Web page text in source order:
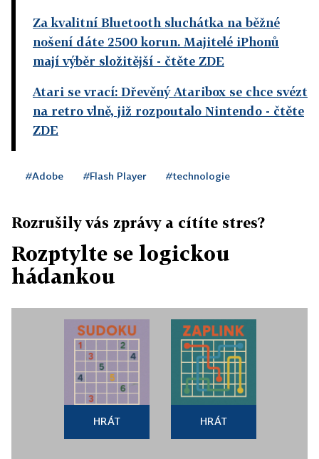
Za kvalitní Bluetooth sluchátka na běžné
nošení dáte 2500 korun. Majitelé iPhonů
mají výběr složitější - čtěte ZDE
Atari se vrací: Dřevěný Ataribox se chce svézt
na retro vlně, již rozpoutalo Nintendo - čtěte
ZDE
#Adobe #Flash Player #technologie
Rozrušily vás zprávy a cítíte stres?
Rozptylte se logickou
hádankou
HRÁT HRÁT